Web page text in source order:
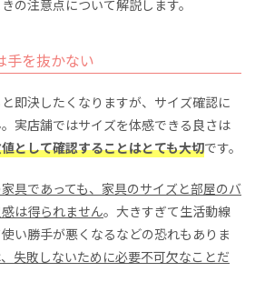
の注意点について解説します。
手を抜かない
即決したくなりますが、サイズ確認に
実店舗ではサイズを体感できる良さは
として確認することはとても大切です。
具であっても、家具のサイズと部屋のバ
は得られません。大きすぎて生活動線
い勝手が悪くなるなどの恐れもありま
失敗しないために必要不可欠なことだ